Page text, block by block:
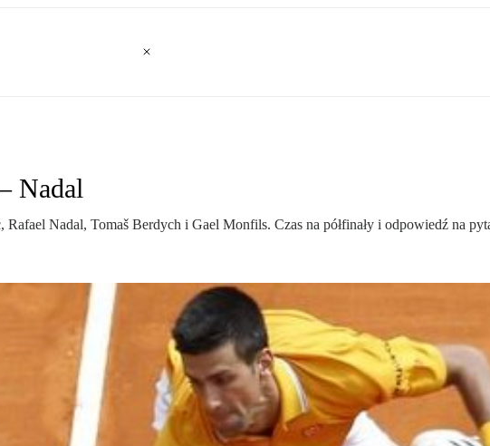
Nadal
Nadal, Tomaš Berdych i Gael Monfils. Czas na półfinały i odpowiedź na